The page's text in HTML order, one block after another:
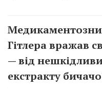
Гітлера вражав
— від
екстракту